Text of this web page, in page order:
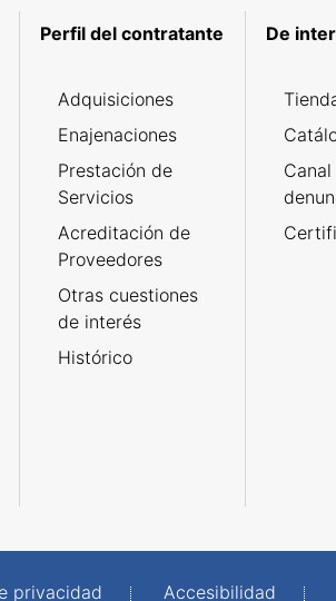
Perfil del contratante
Adquisiciones
Enajenaciones
Prestación de
Servicios
Acreditación de
Proveedores
Otras cuestiones
de interés
Histórico
De
privacidad Accesibilidad